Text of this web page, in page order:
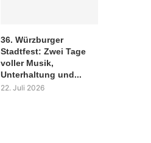
36. Würzburger
Stadtfest: Zwei Tage
voller Musik,
Unterhaltung und...
22. Juli 2026